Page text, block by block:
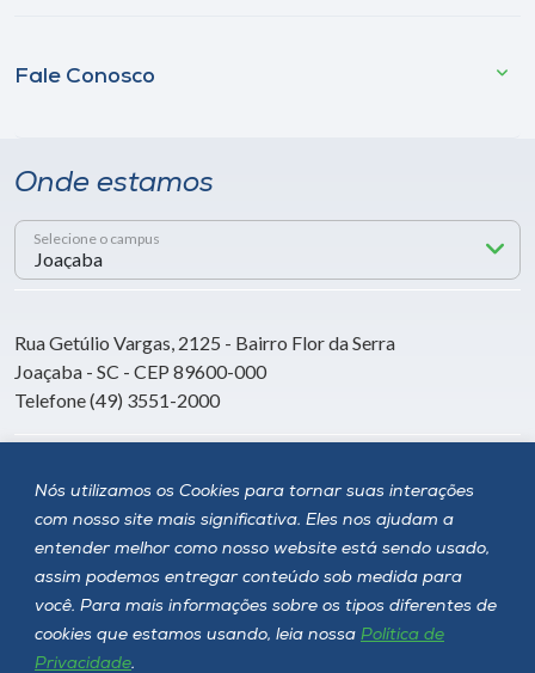
Nós utilizamos os Cookies para tornar suas interações
com nosso site mais significativa. Eles nos ajudam a
entender melhor como nosso website está sendo usado,
assim podemos entregar conteúdo sob medida para
você. Para mais informações sobre os tipos diferentes de
cookies que estamos usando, leia nossa Política de
Privacidade.
Fale Conosco
Onde estamos
Selecione o campus
Rua Getúlio Vargas, 2125 - Bairro Flor da Serra
Joaçaba - SC - CEP 89600-000
Telefone (49) 3551-2000
Siga a Unoesc